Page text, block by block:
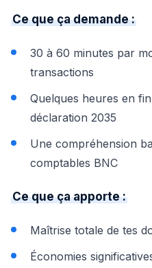
Ce que ça demande :
30 à 60 minutes par
transactions
Quelques heures en
déclaration 2035
Une compréhension
comptables BNC
Ce que ça apporte :
Maîtrise totale de tes
Économies